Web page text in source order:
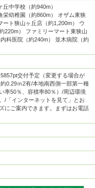
中学校（約940m）
栄幼稚園（約860m） オザム東狭
ート狭山ヶ丘店（約1,200m） ウ
220m） ファミリーマート東狭山
科医院（約240m） 並木病院（約
交付予定（変更する場合が
0.29ｍ2有/本地南西側一部第一種
率50％、容積率80％）/周辺環境
/「インターネットを見て」とお
にご案内できます。まずはお電話